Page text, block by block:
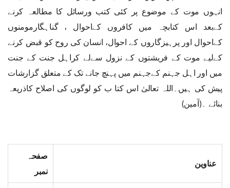
انہوں موت کے موضوع پر کئی کتب ورسائل کا مطالعہ کرنے
کےبعد اس کتابچہ میں کافروں کےاحوال ، گناہگارمومنوں
کےاحوال اور پرہیزگاروں کے احوال، انسان کی روح کو قبض کرنے
کےلیے موت کے فریشتوں کے نزول سےلے کراہل جنت کے جنت
میں اور اہل جہنم کےجہنم میں پہنچ جانے تک کے متعلق گزارشات
پیش کی ہیں۔اللہ تعالیٰ اس کتا ب کو لوگوں کی اصلاح کاذریعہ
بنائے ۔(آمین)
عناوین
صفحہ
نمبر